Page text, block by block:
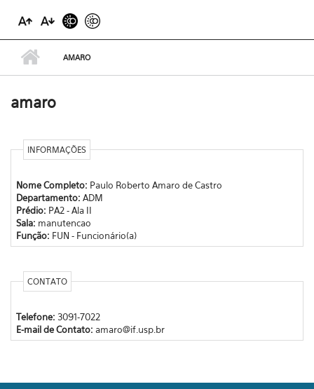
AMARO
amaro
INFORMAÇÕES
Nome Completo: Paulo Roberto Amaro de Castro
Departamento: ADM
Prédio: PA2 - Ala II
Sala: manutencao
Função: FUN - Funcionário(a)
CONTATO
Telefone: 3091-7022
E-mail de Contato: amaro@if.usp.br